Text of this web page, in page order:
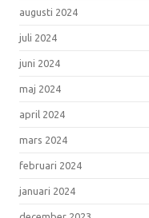
augusti 2024
juli 2024
juni 2024
maj 2024
april 2024
mars 2024
februari 2024
januari 2024